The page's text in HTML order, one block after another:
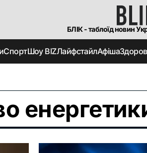
БЛІК - таблоїд новин
СпортШоу BIZЛайфстайлАфіша